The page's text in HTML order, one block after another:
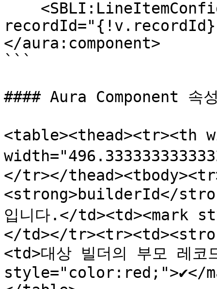
</aura:component>
```
#### Aura Component 속
<table><thead><tr><th
</tr></
<strong>builderId</
입니다.</td><td><mark
</td></
<td>대상 빌더의 부모 레
style="color:red;">✔️</